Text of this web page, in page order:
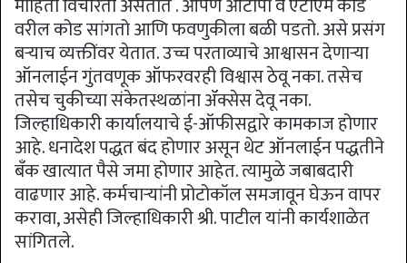
माहिती विचारता असतात . आपण ओटीपी व एटीएम कार्ड
वरील कोड सांगतो आणि फवणुकीला बळी पडतो. असे प्रसंग
बऱ्याच व्यक्तींवर येतात. उच्च परताव्याचे आश्वासन देणाऱ्या
ऑनलाईन गुंतवणूक ऑफरवरही विश्वास ठेवू नका. तसेच
तसेच चुकीच्या संकेतस्थळांना ॲक्सेस देवू नका.
जिल्हाधिकारी कार्यालयाचे ई-ऑफीसद्वारे कामकाज होणार
आहे. धनादेश पद्धत बंद होणार असून थेट ऑनलाईन पद्धतीने
बँक खात्यात पैसे जमा होणार आहेत. त्यामुळे जबाबदारी
वाढणार आहे. कर्मचाऱ्यांनी प्रोटोकॉल समजावून घेऊन वापर
करावा, असेही जिल्हाधिकारी श्री. पाटील यांनी कार्यशाळेत
सांगितले.